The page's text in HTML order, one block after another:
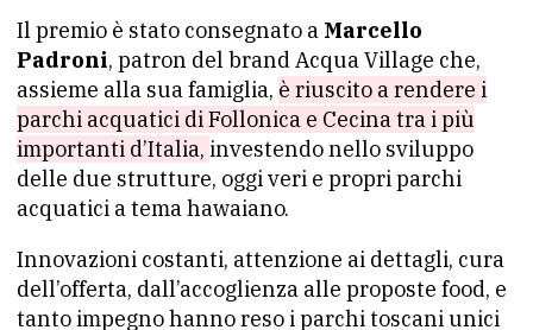
Il premio è stato consegnato a Marcello
Padroni, patron del brand Acqua Village che,
assieme alla sua famiglia, è riuscito a rendere i
parchi acquatici di Follonica e Cecina tra i più
importanti d’Italia, investendo nello sviluppo
delle due strutture, oggi veri e propri parchi
acquatici a tema hawaiano.
Innovazioni costanti, attenzione ai dettagli, cura
dell’offerta, dall’accoglienza alle proposte food, e
tanto impegno hanno reso i parchi toscani unici